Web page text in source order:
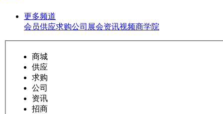
更多频道
会员供应求购公司 展会资讯视频商学院
商城
供应
求购
公司
资讯
招商